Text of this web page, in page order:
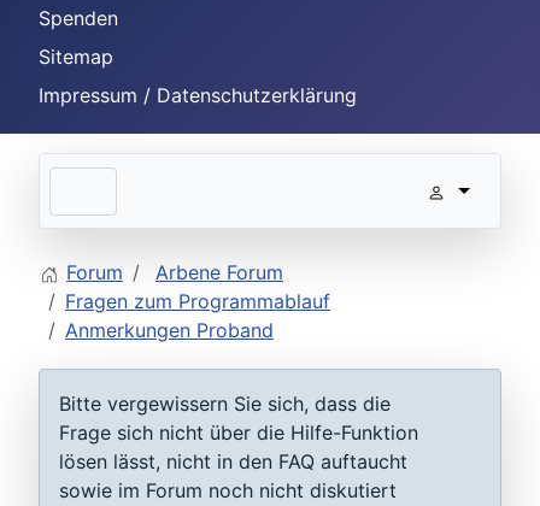
Spenden
Sitemap
Impressum / Datenschutzerklärung
Forum
Arbene Forum
Fragen zum Programmablauf
Anmerkungen Proband
Bitte vergewissern Sie sich, dass die
Frage sich nicht über die Hilfe-Funktion
lösen lässt, nicht in den FAQ auftaucht
sowie im Forum noch nicht diskutiert